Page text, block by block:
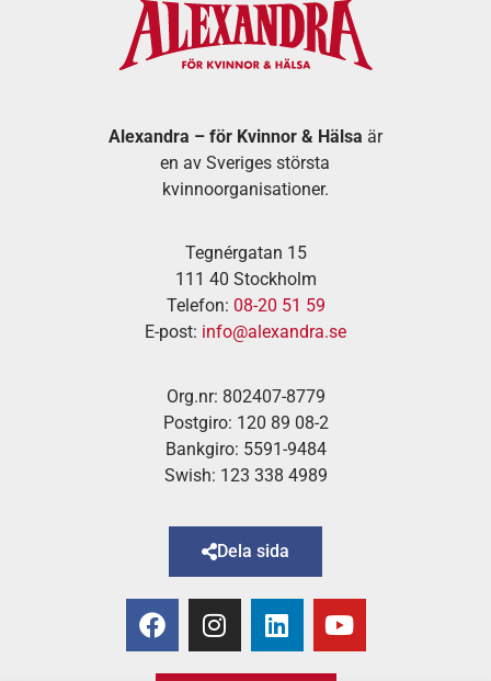
Alexandra – för Kvinnor & Hälsa är
en av Sveriges största
kvinnoorganisationer.
Tegnérgatan 15
111 40 Stockholm
Telefon: 08-20 51 59
E-post: info@alexandra.se
Org.nr: 802407-8779
Postgiro: 120 89 08-2
Bankgiro: 5591-9484
Swish: 123 338 4989
Dela sida